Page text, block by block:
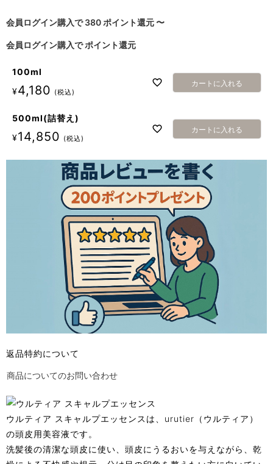
会員ログイン購入で 380 ポイント還元〜
会員ログイン購入で ポイント還元
100ml
¥4,180 税込
カートに入れる
500ml(詰替え)
¥14,850 税込
カートに入れる
返品特約について
商品についてのお問い合わせ
ウルティア スキャルプエッセンスは、urutier（ウルティア）
の頭皮用美容液です。
洗髪後の清潔な頭皮に使い、頭皮にうるおいを与えながら、乾